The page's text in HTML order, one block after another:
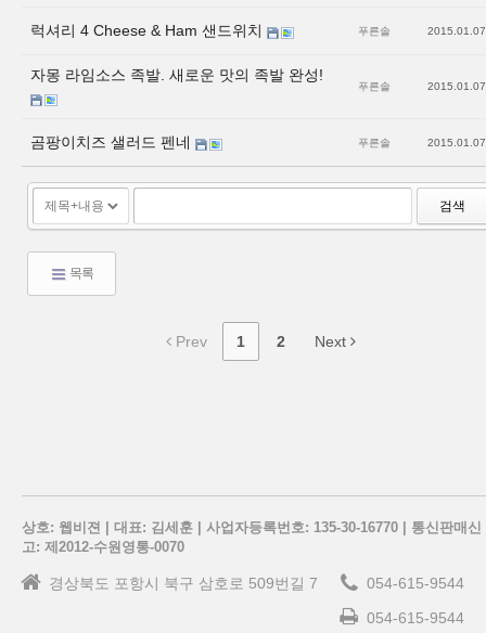
럭셔리 4 Cheese & Ham 샌드위치 푸른솔 2015.01.07
자몽 라임소스 족발. 새로운 맛의 족발 완성!
푸른솔 2015.01.07
곰팡이치즈 샐러드 펜네 푸른솔 2015.01.07
검색
목록
Prev 1 2 Next
상호: 웹비젼 | 대표: 김세훈 | 사업자등록번호: 135-30-16770 | 통신판매신
고: 제2012-수원영통-0070
경상북도 포항시 북구 삼호로 509번길 7
054-615-9544
054-615-9544